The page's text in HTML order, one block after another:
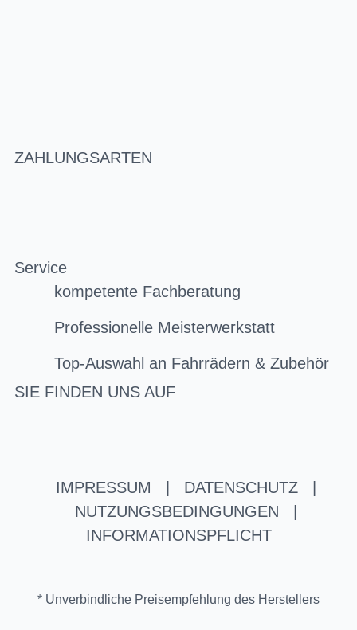
ZAHLUNGSARTEN
Service
kompetente Fachberatung
Professionelle Meisterwerkstatt
Top-Auswahl an Fahrrädern & Zubehör
SIE FINDEN UNS AUF
IMPRESSUM DATENSCHUTZ
NUTZUNGSBEDINGUNGEN
INFORMATIONSPFLICHT
* Unverbindliche Preisempfehlung des Herstellers